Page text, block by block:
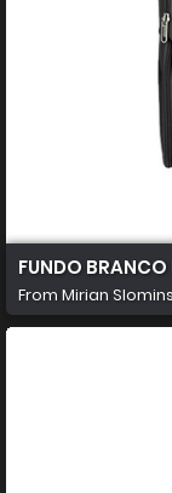
FUNDO
From Mirian